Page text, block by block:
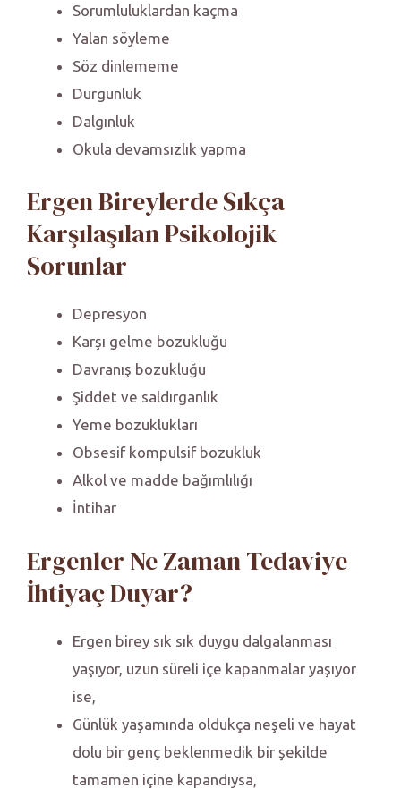
Sorumluluklardan kaçma
Yalan söyleme
Söz dinlememe
Durgunluk
Dalgınluk
Okula devamsızlık yapma
Ergen Bireylerde Sıkça
Karşılaşılan Psikolojik
Sorunlar
Depresyon
Karşı gelme bozukluğu
Davranış bozukluğu
Şiddet ve saldırganlık
Yeme bozuklukları
Obsesif kompulsif bozukluk
Alkol ve madde bağımlılığı
İntihar
Ergenler Ne Zaman Tedaviye
İhtiyaç Duyar?
Ergen birey sık sık duygu dalgalanması
yaşıyor, uzun süreli içe kapanmalar yaşıyor
ise,
Günlük yaşamında oldukça neşeli ve hayat
dolu bir genç beklenmedik bir şekilde
tamamen içine kapandıysa,